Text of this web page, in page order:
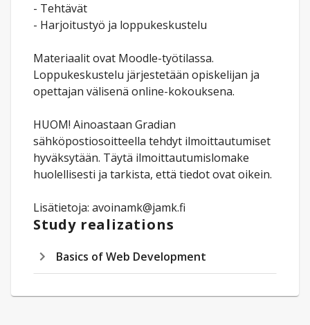
- Tehtävät
- Harjoitustyö ja loppukeskustelu
Materiaalit ovat Moodle-työtilassa.
Loppukeskustelu järjestetään opiskelijan ja
opettajan välisenä online-kokouksena.
HUOM! Ainoastaan Gradian
sähköpostiosoitteella tehdyt ilmoittautumiset
hyväksytään. Täytä ilmoittautumislomake
huolellisesti ja tarkista, että tiedot ovat oikein.
Lisätietoja: avoinamk@jamk.fi
Study realizations
Basics of Web Development